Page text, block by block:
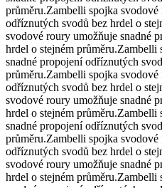
průměru.Zambelli spojka
odříznutých svodů bez hrdel o
svodové roury umožňuje snadné
hrdel o stejném průměru.Zambelli
snadné propojení odříznutých
průměru.Zambelli spojka
odříznutých svodů bez hrdel o
svodové roury umožňuje snadné
hrdel o stejném průměru.Zambelli
snadné propojení odříznutých
průměru.Zambelli spojka
odříznutých svodů bez hrdel o
svodové roury umožňuje snadné
hrdel o stejném průměru.Zambelli